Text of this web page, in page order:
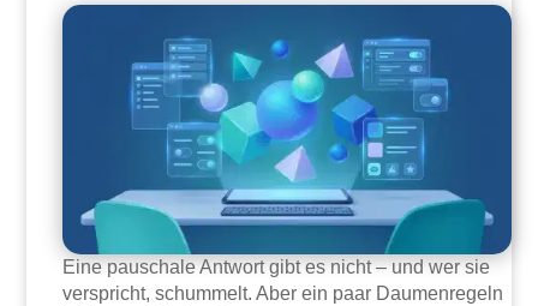
Eine pauschale Antwort gibt es nicht – und wer sie
verspricht, schummelt. Aber ein paar Daumenregeln